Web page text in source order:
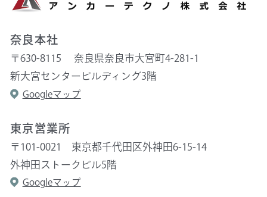
奈良本社
〒630-8115 奈良県奈良市大宮町4-281-1
新大宮センタービルディング3階
Googleマップ
東京営業所
〒101-0021 東京都千代田区外神田6-15-14
外神田ストークビル5階
Googleマップ